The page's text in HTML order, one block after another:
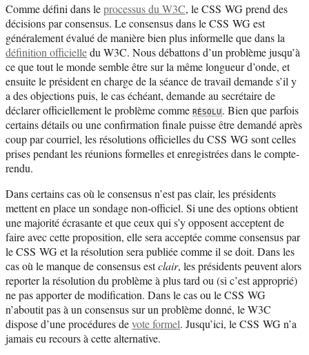
Comme défini dans leprocessus du W3C, le CSS WG prend des
décisions par consensus. Le consensus dans le CSS WG est
généralement évalué de manière bien plus informelle que dans la
définition officielledu W3C. Nous débattons d’un problème jusqu’à
ce que tout le monde semble être sur la même longueur d’onde, et
ensuite le président en charge de la séance de travail demande s’il y
a des objections puis, le cas échéant, demande au secrétaire de
déclarer officiellement le problème comme RÉSOLU . Bien que parfois
certains détails ou une confirmation finale puisse être demandé après
coup par courriel, les résolutions officielles du CSS WG sont celles
prises pendant les réunions formelles et enregistrées dans le compte-
rendu.
Dans certains cas où le consensus n’est pas clair, les présidents
mettent en place un sondage non-officiel. Si une des options obtient
une majorité écrasante et que ceux qui s’y opposent acceptent de
faire avec cette proposition, elle sera acceptée comme consensus par
le CSS WG et la résolution sera publiée comme il se doit. Dans les
cas où le manque de consensus estclair, les présidents peuvent alors
reporter la résolution du problème à plus tard ou (si c’est approprié)
ne pas apporter de modification. Dans le cas ou le CSS WG
n’aboutit pas à un consensus sur un problème donné, le W3C
dispose d’une procédures devote formel. Jusqu’ici, le CSS WG n’a
jamais eu recours à cette alternative.